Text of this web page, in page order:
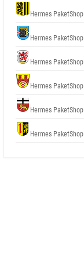
Hermes PaketShop
Hermes PaketShop
Hermes PaketShop
Hermes PaketShop
Hermes PaketShop
Hermes PaketShop